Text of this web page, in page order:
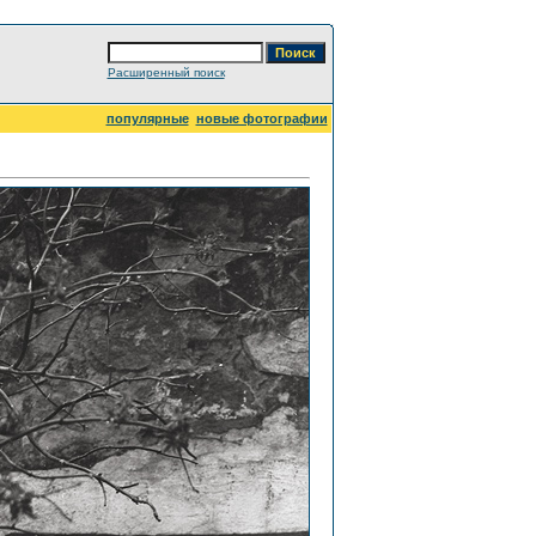
Расширенный поиск
популярные новые фотографии